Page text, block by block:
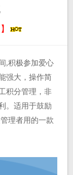
,积极参加爱心
强大，操作简
积分管理，非
。适用于鼓励
理者用的一款